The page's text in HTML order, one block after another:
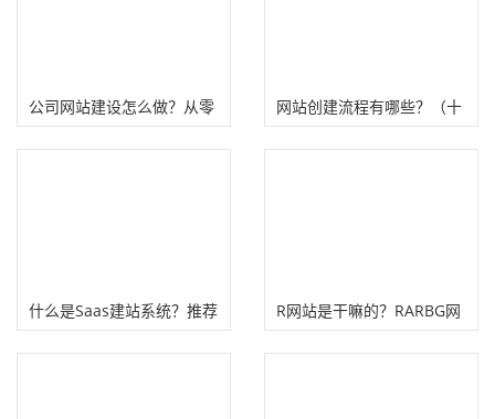
公司网站建设怎么做？从零
开始建设一个企业网站流程
网站创建流程有哪些？（十
个步骤创建一个自己的网
什么是Saas建站系统？推荐
4款外贸网站Saas建站平台
R网站是干嘛的？RARBG网
站关停赚钱启示！